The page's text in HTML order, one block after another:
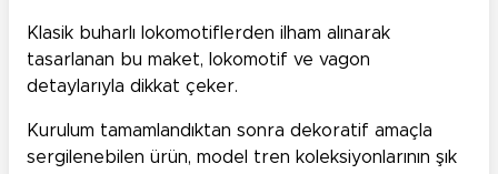
Klasik buharlı lokomotiflerden ilham alınarak
tasarlanan bu maket, lokomotif ve vagon
detaylarıyla dikkat çeker.
Kurulum tamamlandıktan sonra dekoratif amaçla
sergilenebilen ürün, model tren koleksiyonlarının şık